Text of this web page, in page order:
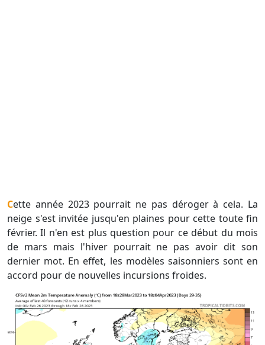
Cette année 2023 pourrait ne pas déroger à cela. La
neige s'est invitée jusqu'en plaines pour cette toute fin
février. Il n'en est plus question pour ce début du mois
de mars mais l'hiver pourrait ne pas avoir dit son
dernier mot. En effet, les modèles saisonniers sont en
accord pour de nouvelles incursions froides.